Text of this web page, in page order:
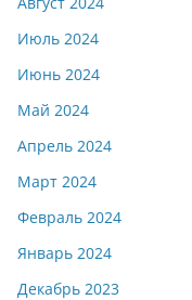
Июль 2024
Июнь 2024
Май 2024
Апрель 2024
Март 2024
Февраль 2024
Январь 2024
Декабрь 2023